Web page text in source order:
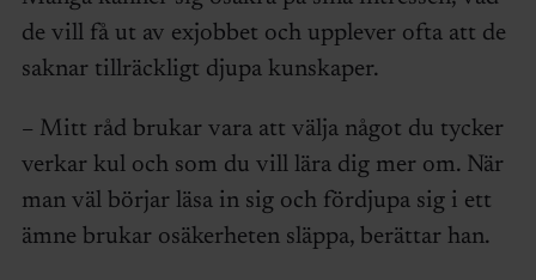
de vill få ut av exjobbet och upplever ofta att de
saknar tillräckligt djupa kunskaper.
– Mitt råd brukar vara att välja något du tycker
verkar kul och som du vill lära dig mer om. När
man väl börjar läsa in sig och fördjupa sig i ett
ämne brukar osäkerheten släppa, berättar han.